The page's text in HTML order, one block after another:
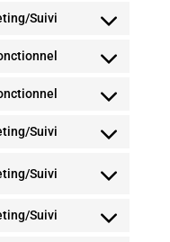
Suivi
Consent
wistia
Consent
wordpress
Consent
wordfence
Suivi
Consent
google-
Suivi
Consent
Suivi
Consent